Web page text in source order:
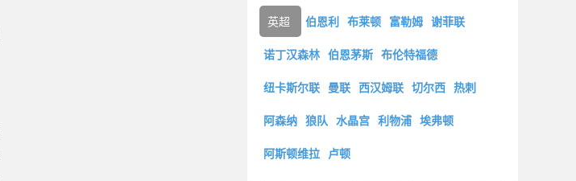
英超 伯恩利 布莱顿 富勒姆 谢菲联
诺丁汉森林 伯恩茅斯 布伦特福德
纽卡斯尔联 曼联 西汉姆联 切尔西 热刺
阿森纳 狼队 水晶宫 利物浦 埃弗顿
阿斯顿维拉 卢顿